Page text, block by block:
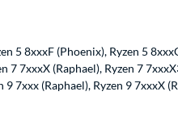
5 8xxxF (Phoenix), Ryzen 5
7 7xxxX (Raphael), Ryzen 7
7xxx (Raphael), Ryzen 9 7xxxX